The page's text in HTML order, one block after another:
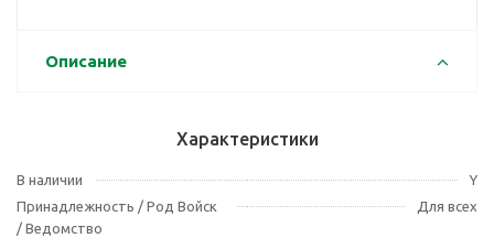
Описание
Характеристики
В наличии
Y
Принадлежность / Род Войск
/ Ведомство
Для всех